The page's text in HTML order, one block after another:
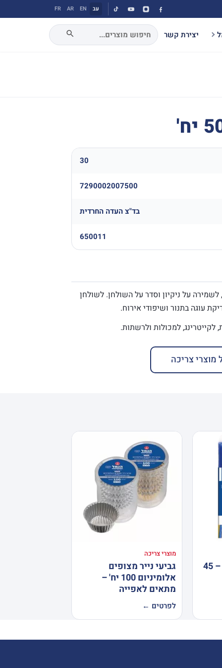
עב EN
AR
FR
יצירת קשר
30
7290002007500
בד"צ העדה החרדית
650011
על ניקיון וסדר על השולחן. לשולחן
עוגה בתנור ושיפודי אירוח.
מוצרי צריכה
נרות חנוכה מיוחדים – 45
מוצרי צריכה
גביעי נייר מצופים
אלומיניום 100 יח' –
מתאים לאפייה
לפרטים ←